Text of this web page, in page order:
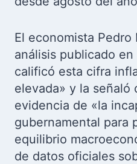
El economista Pedro
análisis publicado
calificó esta cifra
elevada» y la señaló
evidencia de «la
gubernamental para
equilibrio
de datos oficiales